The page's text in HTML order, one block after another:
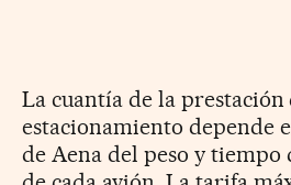
La cuantía de la prestación
estacionamiento depende
de Aena del peso y tiempo